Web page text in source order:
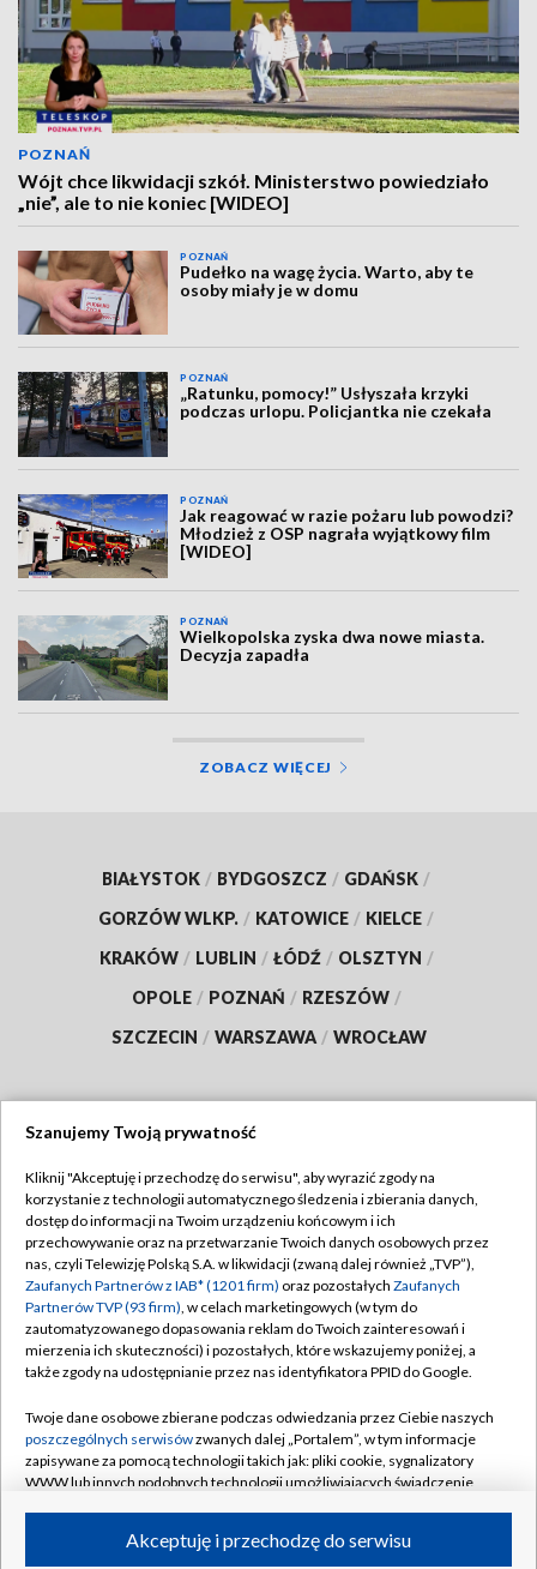
POZNAŃ
Wójt chce likwidacji szkół. Ministerstwo powiedziało
„nie”, ale to nie koniec [WIDEO]
POZNAŃ
Pudełko na wagę życia. Warto, aby te
osoby miały je w domu
POZNAŃ
„Ratunku, pomocy!” Usłyszała krzyki
podczas urlopu. Policjantka nie czekała
POZNAŃ
Jak reagować w razie pożaru lub powodzi?
Młodzież z OSP nagrała wyjątkowy film
[WIDEO]
POZNAŃ
Wielkopolska zyska dwa nowe miasta.
Decyzja zapadła
ZOBACZ WIĘCEJ
BIAŁYSTOK / BYDGOSZCZ / GDAŃSK /
GORZÓW WLKP. / KATOWICE / KIELCE /
KRAKÓW / LUBLIN / ŁÓDŹ / OLSZTYN /
OPOLE / POZNAŃ / RZESZÓW /
SZCZECIN / WARSZAWA / WROCŁAW
TVP
Abonament TVP
Emisja w TVP
Centrum informacji TVP
Naziemna Telewizja Cyfrowa
Rada Programowa
System NOS
Informacje o nadawcy
Program dla prasy
Regulamin TVP
Polityka prywatności
Moje zgody
Pomoc
Kontakt
Kanały
Szanujemy Twoją prywatność
Kliknij "Akceptuję i przechodzę do serwisu", aby wyrazić zgody na
korzystanie z technologii automatycznego śledzenia i zbierania danych,
dostęp do informacji na Twoim urządzeniu końcowym i ich
przechowywanie oraz na przetwarzanie Twoich danych osobowych przez
nas, czyli Telewizję Polską S.A. w likwidacji (zwaną dalej również „TVP”),
Zaufanych Partnerów z IAB* (1201 firm) oraz pozostałych Zaufanych
Partnerów TVP (93 firm), w celach marketingowych (w tym do
zautomatyzowanego dopasowania reklam do Twoich zainteresowań i
mierzenia ich skuteczności) i pozostałych, które wskazujemy poniżej, a
także zgody na udostępnianie przez nas identyfikatora PPID do Google.
Twoje dane osobowe zbierane podczas odwiedzania przez Ciebie naszych
poszczególnych serwisówzwanych dalej „Portalem”, w tym informacje
zapisywane za pomocą technologii takich jak: pliki cookie, sygnalizatory
WWW lub innych podobnych technologii umożliwiających świadczenie
ruchu w Internecie.Akceptuję i przechodzę do serwisu